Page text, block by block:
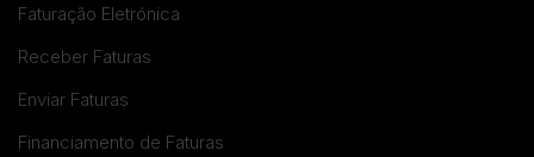
Faturação Eletrónica
Receber Faturas
Enviar Faturas
Financiamento de Faturas